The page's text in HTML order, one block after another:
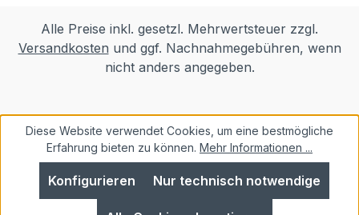
Alle Preise inkl. gesetzl. Mehrwertsteuer zzgl.
Versandkosten und ggf. Nachnahmegebühren, wenn
nicht anders angegeben.
Diese Website verwendet Cookies, um eine bestmögliche
Erfahrung bieten zu können. Mehr Informationen ...
Nur technisch notwendige
Konfigurieren